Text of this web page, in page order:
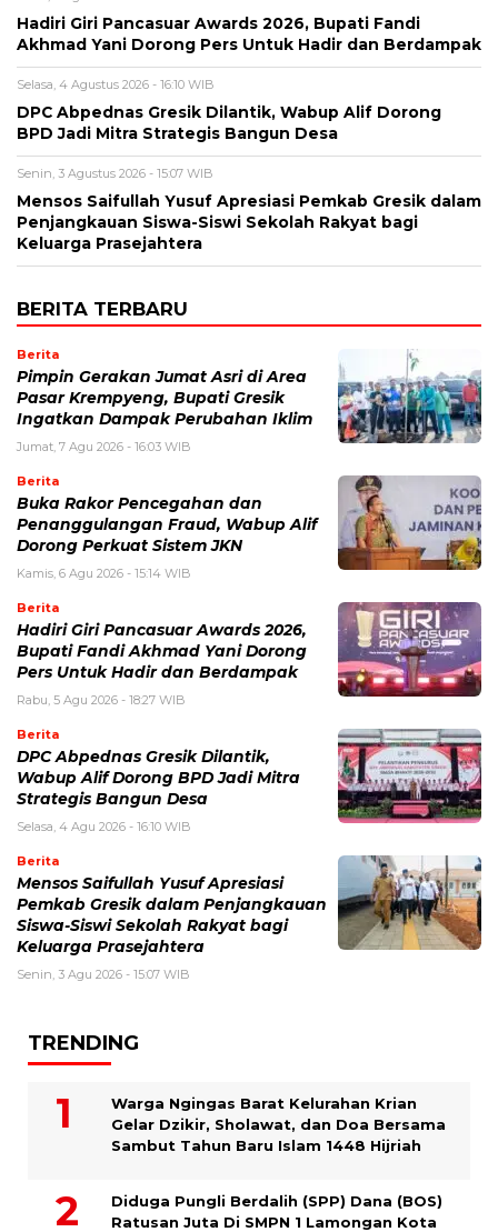
Hadiri Giri Pancasuar Awards 2026, Bupati Fandi
Akhmad Yani Dorong Pers Untuk Hadir dan Berdampak
Selasa, 4 Agustus 2026 - 16:10 WIB
DPC Abpednas Gresik Dilantik, Wabup Alif Dorong
BPD Jadi Mitra Strategis Bangun Desa
Senin, 3 Agustus 2026 - 15:07 WIB
Mensos Saifullah Yusuf Apresiasi Pemkab Gresik dalam
Penjangkauan Siswa-Siswi Sekolah Rakyat bagi
Keluarga Prasejahtera
BERITA TERBARU
Berita
Pimpin Gerakan Jumat Asri di Area
Pasar Krempyeng, Bupati Gresik
Ingatkan Dampak Perubahan Iklim
Jumat, 7 Agu 2026 - 16:03 WIB
Berita
Buka Rakor Pencegahan dan
Penanggulangan Fraud, Wabup Alif
Dorong Perkuat Sistem JKN
Kamis, 6 Agu 2026 - 15:14 WIB
Berita
Hadiri Giri Pancasuar Awards 2026,
Bupati Fandi Akhmad Yani Dorong
Pers Untuk Hadir dan Berdampak
Rabu, 5 Agu 2026 - 18:27 WIB
Berita
DPC Abpednas Gresik Dilantik,
Wabup Alif Dorong BPD Jadi Mitra
Strategis Bangun Desa
Selasa, 4 Agu 2026 - 16:10 WIB
Berita
Mensos Saifullah Yusuf Apresiasi
Pemkab Gresik dalam Penjangkauan
Siswa-Siswi Sekolah Rakyat bagi
Keluarga Prasejahtera
Senin, 3 Agu 2026 - 15:07 WIB
TRENDING
Warga Ngingas Barat Kelurahan Krian
Gelar Dzikir, Sholawat, dan Doa Bersama
Sambut Tahun Baru Islam 1448 Hijriah
Diduga Pungli Berdalih (SPP) Dana (BOS)
Ratusan Juta Di SMPN 1 Lamongan Kota